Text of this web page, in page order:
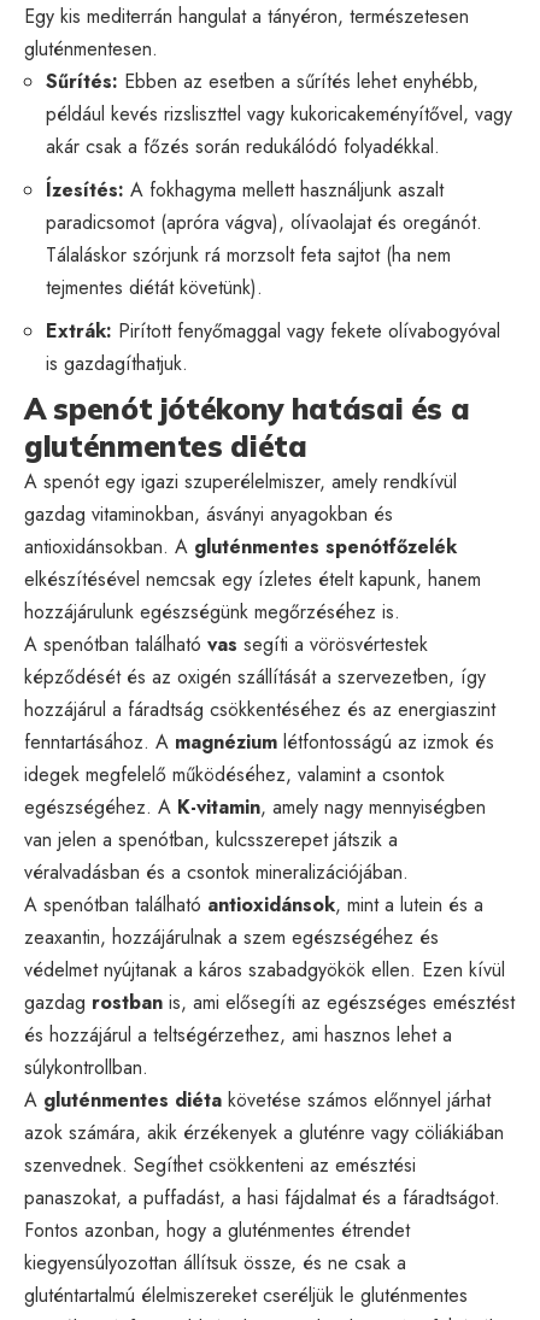
Egy kis mediterrán hangulat a tányéron, természetesen
gluténmentesen.
Sűrítés: Ebben az esetben a sűrítés lehet enyhébb,
például kevés rizsliszttel vagy kukoricakeményítővel, vagy
akár csak a főzés során redukálódó folyadékkal.
Ízesítés: A fokhagyma mellett használjunk aszalt
paradicsomot (apróra vágva), olívaolajat és oregánót.
Tálaláskor szórjunk rá morzsolt feta sajtot (ha nem
tejmentes diétát követünk).
Extrák: Pirított fenyőmaggal vagy fekete olívabogyóval
is gazdagíthatjuk.
A spenót jótékony hatásai és a
gluténmentes diéta
A spenót egy igazi szuperélelmiszer, amely rendkívül
gazdag vitaminokban, ásványi anyagokban és
antioxidánsokban. A gluténmentes spenótfőzelék
elkészítésével nemcsak egy ízletes ételt kapunk, hanem
hozzájárulunk egészségünk megőrzéséhez is.
A spenótban található vas segíti a vörösvértestek
képződését és az oxigén szállítását a szervezetben, így
hozzájárul a fáradtság csökkentéséhez és az energiaszint
fenntartásához. A magnézium létfontosságú az izmok és
idegek megfelelő működéséhez, valamint a csontok
egészségéhez. A K-vitamin, amely nagy mennyiségben
van jelen a spenótban, kulcsszerepet játszik a
véralvadásban és a csontok mineralizációjában.
A spenótban található antioxidánsok, mint a lutein és a
zeaxantin, hozzájárulnak a szem egészségéhez és
védelmet nyújtanak a káros szabadgyökök ellen. Ezen kívül
gazdag rostban is, ami elősegíti az egészséges emésztést
és hozzájárul a teltségérzethez, ami hasznos lehet a
súlykontrollban.
A gluténmentes diéta követése számos előnnyel járhat
azok számára, akik érzékenyek a gluténre vagy cöliákiában
szenvednek. Segíthet csökkenteni az emésztési
panaszokat, a puffadást, a hasi fájdalmat és a fáradtságot.
Fontos azonban, hogy a gluténmentes étrendet
kiegyensúlyozottan állítsuk össze, és ne csak a
gluténtartalmú élelmiszereket cseréljük le gluténmentes